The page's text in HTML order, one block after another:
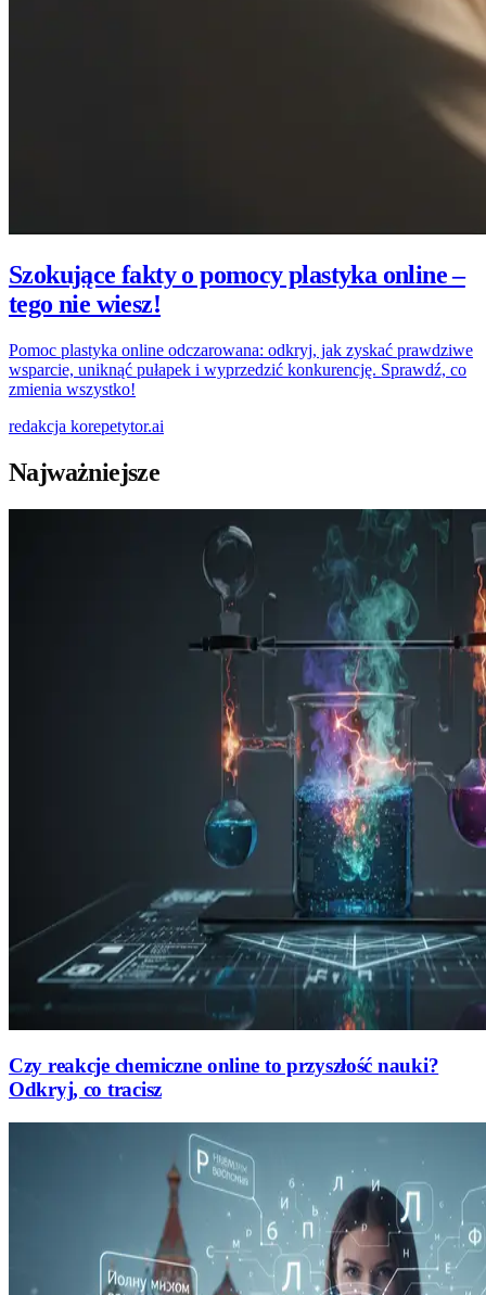
Szokujące fakty o pomocy plastyka online –
tego nie wiesz!
Pomoc plastyka online odczarowana: odkryj, jak zyskać prawdziwe
wsparcie, uniknąć pułapek i wyprzedzić konkurencję. Sprawdź, co
zmienia wszystko!
redakcja korepetytor.ai
Najważniejsze
Czy reakcje chemiczne online to przyszłość nauki?
Odkryj, co tracisz